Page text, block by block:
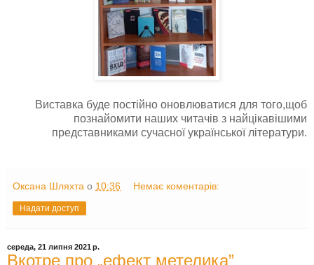
Виставка буде постійно оновлюватися для того,щоб
познайомити наших читачів з найцікавішими
представниками сучасної української літератури.
Оксана Шляхта о 10:36 Немає коментарів:
Надати доступ
середа, 21 липня 2021 р.
Вкотре про „ефект метелика”